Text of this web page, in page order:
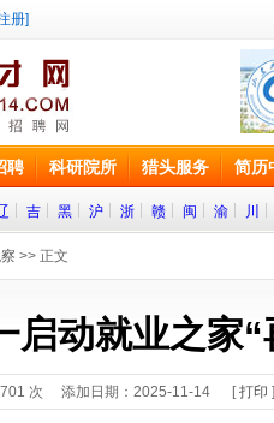
册]
聘 科研院所 猎头服务 简历
吉 黑 沪 浙 赣 闽 渝 川
>> 正文
启动就业之家
次 添加日期：2025-11-14 [打印